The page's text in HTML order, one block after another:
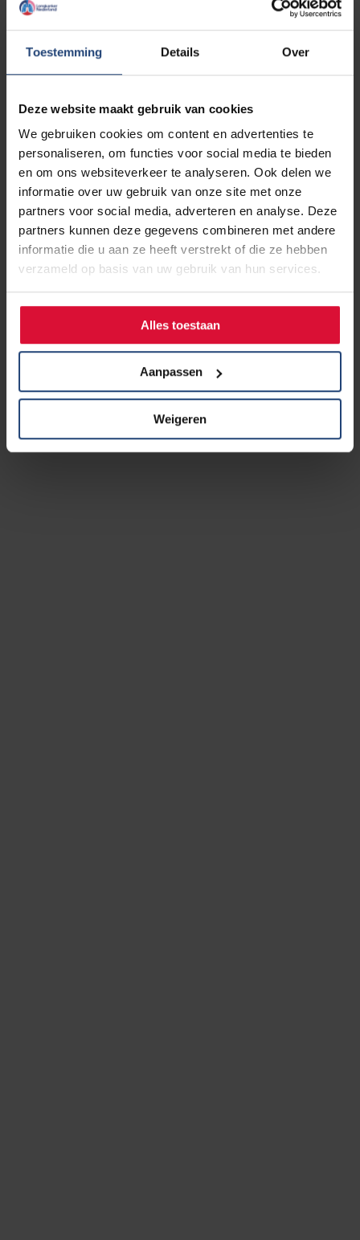
Toestemming Details Over
Deze website maakt gebruik van cookies
We gebruiken cookies om content en advertenties te
personaliseren, om functies voor social media te bieden
en om ons websiteverkeer te analyseren. Ook delen we
informatie over uw gebruik van onze site met onze
partners voor social media, adverteren en analyse. Deze
partners kunnen deze gegevens combineren met andere
informatie die u aan ze heeft verstrekt of die ze hebben
verzameld op basis van uw gebruik van hun services.
Alles toestaan
Aanpassen
Weigeren